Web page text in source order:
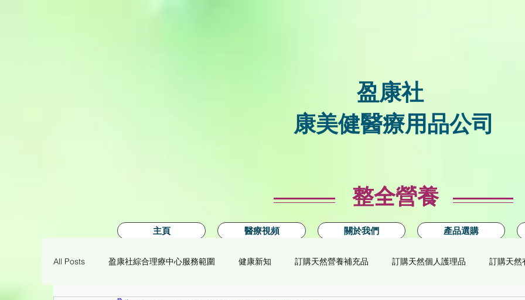
盈康社
康美健醫療用品公司
整全營養
主頁 醫療視頻 關於我們 產品選購
All Posts 盈康社綜合理療中心服務範圍 健康新知 訂購天然營養補充品 訂購天然個人護理品 訂購天然